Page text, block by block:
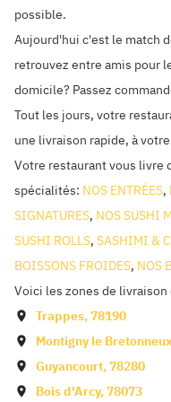
possible.
Aujourd'hui c'est le match
retrouvez entre amis pour
domicile? Passez
Tout les jours, votre
une livraison rapide, à
Votre restaurant vous livre
spécialités: NOS ENTRÉES,
SIGNATURES, NOS SUSHI
SUSHI ROLLS, SASHIMI &
BOISSONS FROIDES, NOS
Voici les zones de livraison
Trappes,78190
Montigny le
Guyancourt,78280
Bois d'Arcy,78073